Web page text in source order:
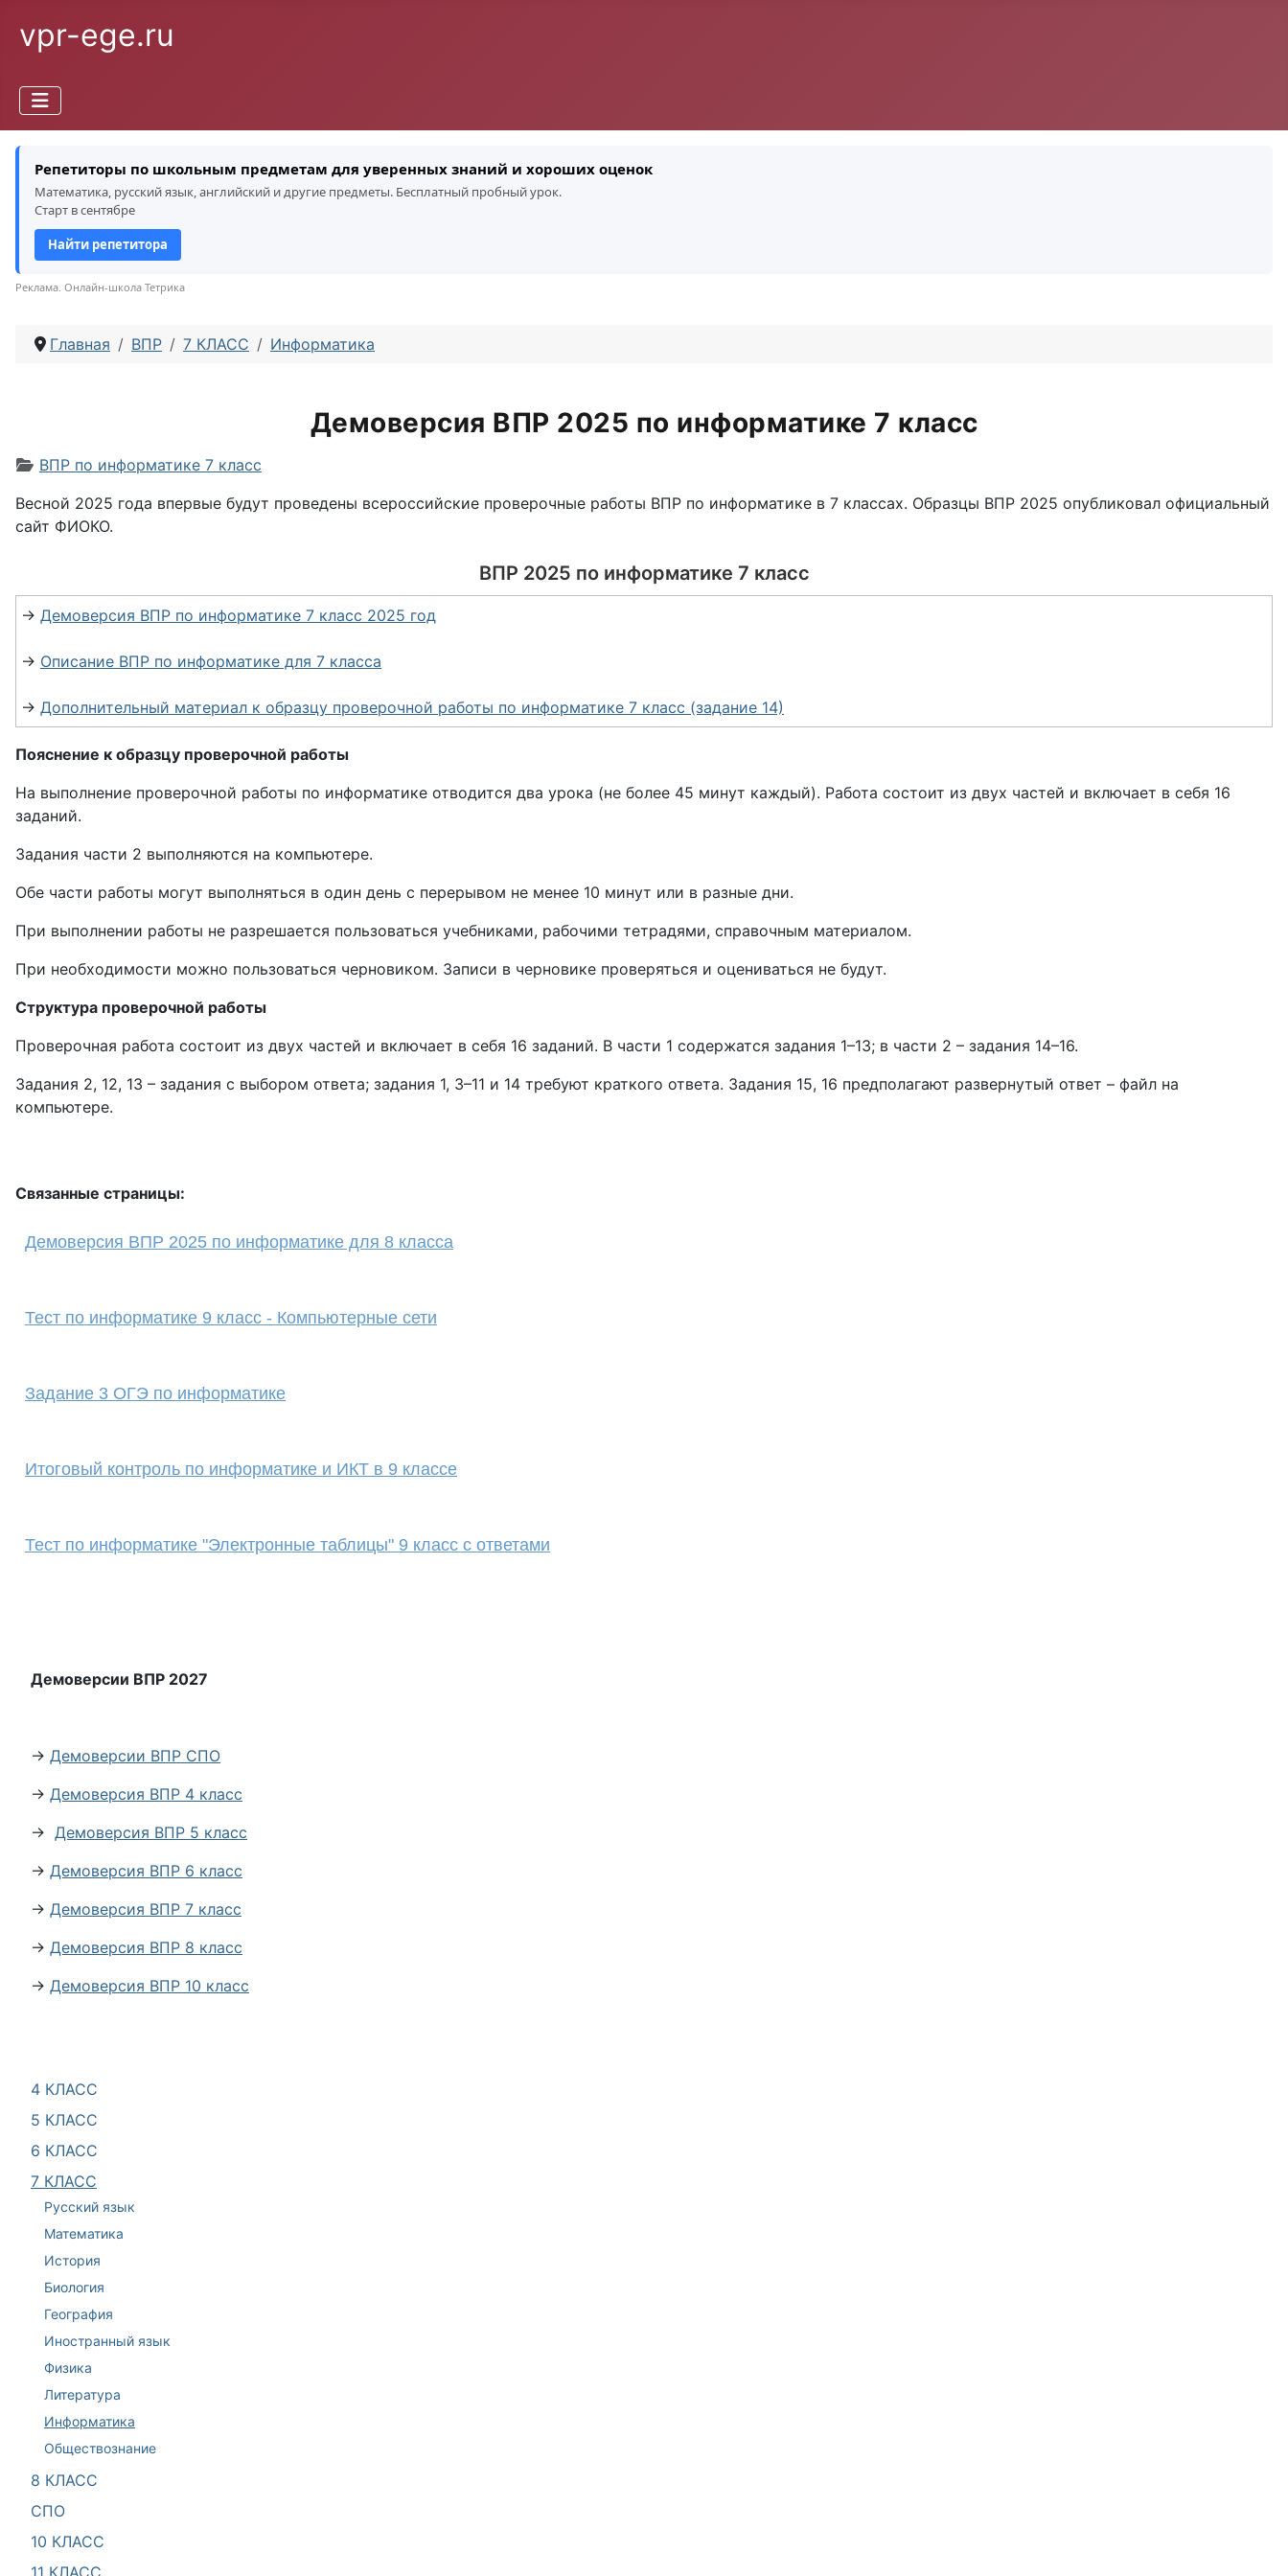
vpr-ege.ru
4 КЛАСС
5 КЛАСС
6 КЛАСС
7 КЛАСС
Русский язык
Математика
История
Биология
География
Иностранный язык
Физика
Литература
Информатика
Обществознание
8 КЛАСС
СПО
10 КЛАСС
11 КЛАСС
Репетиторы по школьным предметам для уверенных знаний и хороших оценок
Математика, русский язык, английский и другие предметы. Бесплатный пробный урок.
Старт в сентябре
Найти репетитора
Реклама. Онлайн-школа Тетрика
Главная ВПР 7 КЛАСС Информатика
Демоверсия ВПР 2025 по информатике 7 класс
Информация о материале
ВПР по информатике 7 класс
Весной 2025 года впервые будут проведены всероссийские проверочные работы ВПР по информатике в 7 классах. Образцы ВПР 2025 опубликовал официальный
сайт ФИОКО.
ВПР 2025 по информатике 7 класс
→ Демоверсия ВПР по информатике 7 класс 2025 год
→ Описание ВПР по информатике для 7 класса
→ Дополнительный материал к образцу проверочной работы по информатике 7 класс (задание 14)
Пояснение к образцу проверочной работы
На выполнение проверочной работы по информатике отводится два урока (не более 45 минут каждый). Работа состоит из двух частей и включает в себя 16
заданий.
Задания части 2 выполняются на компьютере.
Обе части работы могут выполняться в один день с перерывом не менее 10 минут или в разные дни.
При выполнении работы не разрешается пользоваться учебниками, рабочими тетрадями, справочным материалом.
При необходимости можно пользоваться черновиком. Записи в черновике проверяться и оцениваться не будут.
Структура проверочной работы
Проверочная работа состоит из двух частей и включает в себя 16 заданий. В части 1 содержатся задания 1–13; в части 2 – задания 14–16.
Задания 2, 12, 13 – задания с выбором ответа; задания 1, 3–11 и 14 требуют краткого ответа. Задания 15, 16 предполагают развернутый ответ – файл на
компьютере.
Связанные страницы:
Демоверсия ВПР 2025 по информатике для 8 класса
Тест по информатике 9 класс - Компьютерные сети
Задание 3 ОГЭ по информатике
Итоговый контроль по информатике и ИКТ в 9 классе
Тест по информатике "Электронные таблицы" 9 класс с ответами
Демоверсии ВПР 2027
→ Демоверсии ВПР СПО
→ Демоверсия ВПР 4 класс
→ Демоверсия ВПР 5 класс
→ Демоверсия ВПР 6 класс
→ Демоверсия ВПР 7 класс
→ Демоверсия ВПР 8 класс
→ Демоверсия ВПР 10 класс